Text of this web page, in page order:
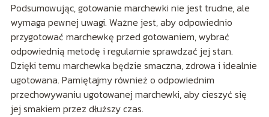
Podsumowując, gotowanie marchewki nie jest trudne, ale
wymaga pewnej uwagi. Ważne jest, aby odpowiednio
przygotować marchewkę przed gotowaniem, wybrać
odpowiednią metodę i regularnie sprawdzać jej stan.
Dzięki temu marchewka będzie smaczna, zdrowa i idealnie
ugotowana. Pamiętajmy również o odpowiednim
przechowywaniu ugotowanej marchewki, aby cieszyć się
jej smakiem przez dłuższy czas.